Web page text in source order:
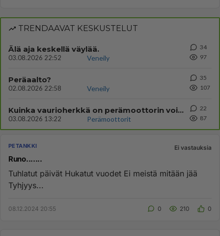
TRENDAAVAT KESKUSTELUT
Älä aja keskellä väylää.
03.08.2026 22:52 Veneily
34
97
Peräaalto?
02.08.2026 22:58 Veneily
35
107
Kuinka vaurioherkkä on perämoottorin voimansiirto?
03.08.2026 13:22 Perämoottorit
22
87
PETANKKI Ei vastauksia
Runo.......
Tuhlatut päivät Hukatut vuodet Ei meistä mitään jää
Tyhjyys...
08.12.2024 20:55 0 210 0